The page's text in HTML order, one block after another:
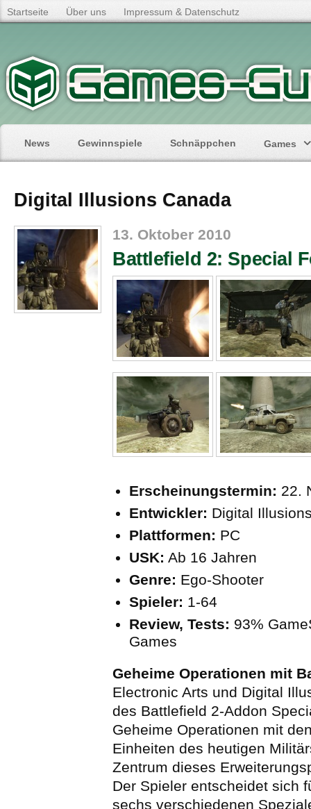
Startseite Über uns Impressum & Datenschutz
News Gewinnspiele Schnäppchen Games
Digital Illusions Canada
13. Oktober 2010
Battlefield 2: Special
Erscheinungstermin: 22.
Entwickler: Digital
Plattformen: PC
USK: Ab 16 Jahren
Genre: Ego-Shooter
Spieler: 1-64
Review, Tests: 93%
Games
Geheime Operationen mit
Electronic Arts und Digital
des Battlefield 2-Addon
Geheime Operationen mit
Einheiten des heutigen
Zentrum dieses
Der Spieler entscheidet sich
sechs verschiedenen